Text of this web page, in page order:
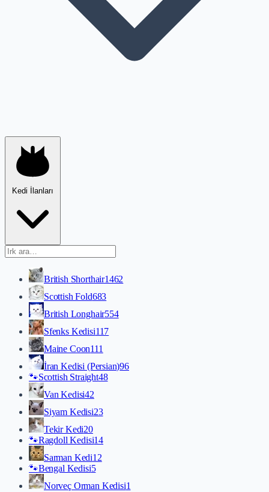
Kedi İlanları
British Shorthair1462
Scottish Fold683
British Longhair554
Sfenks Kedisi117
Maine Coon111
İran Kedisi (Persian)96
🐾Scottish Straight48
Van Kedisi42
Siyam Kedisi23
Tekir Kedi20
🐾Ragdoll Kedisi14
Sarman Kedi12
🐾Bengal Kedisi5
Norveç Orman Kedisi1